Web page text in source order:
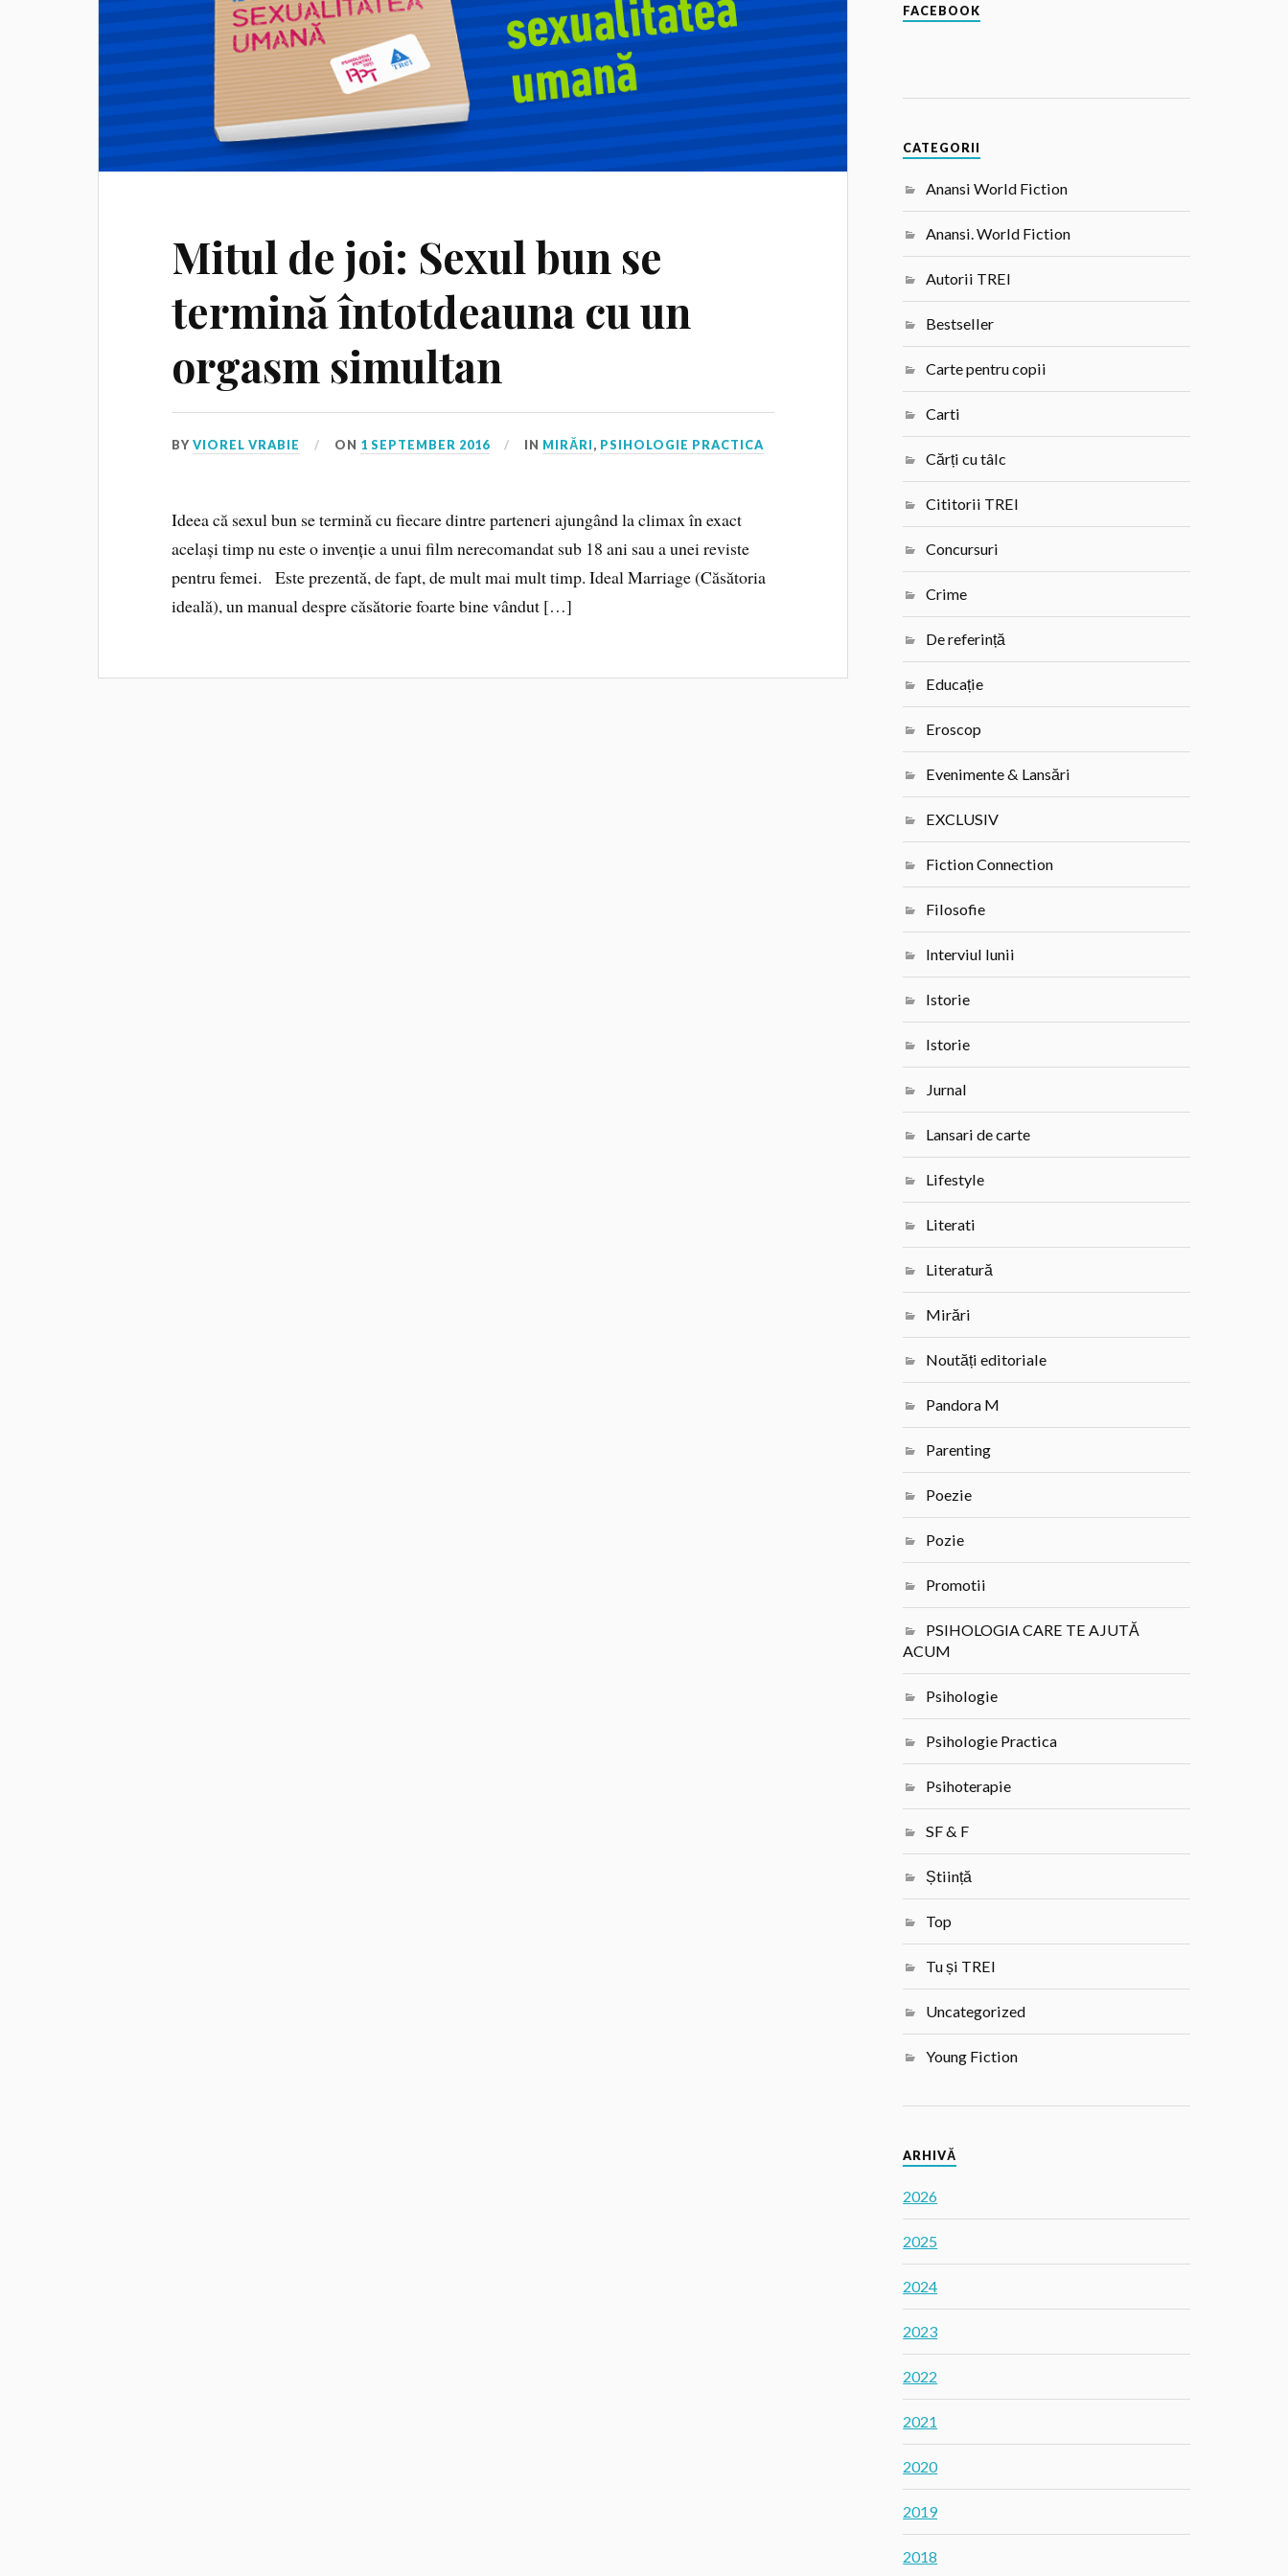
Mitul de joi: Sexul bun se
termină întotdeauna cu un
orgasm simultan
BYVIOREL VRABIE ON 1 SEPTEMBER 2016 IN MIRĂRI, PSIHOLOGIE PRACTICA
Ideea că sexul bun se termină cu fiecare dintre parteneri ajungând la climax în exact
același timp nu este o invenție a unui film nerecomandat sub 18 ani sau a unei reviste
pentru femei. Este prezentă, de fapt, de mult mai mult timp. Ideal Marriage (Căsătoria
ideală), un manual despre căsătorie foarte bine vândut […]
FACEBOOK
CATEGORII
Anansi World Fiction
Anansi. World Fiction
Autorii TREI
Bestseller
Carte pentru copii
Carti
Cărți cu tâlc
Cititorii TREI
Concursuri
Crime
De referință
Educație
Eroscop
Evenimente & Lansări
EXCLUSIV
Fiction Connection
Filosofie
Interviul lunii
Istorie
Istorie
Jurnal
Lansari de carte
Lifestyle
Literati
Literatură
Mirări
Noutăți editoriale
Pandora M
Parenting
Poezie
Pozie
Promotii
PSIHOLOGIA CARE TE AJUTĂ
ACUM
Psihologie
Psihologie Practica
Psihoterapie
SF & F
Știință
Top
Tu și TREI
Uncategorized
Young Fiction
ARHIVĂ
2026
2025
2024
2023
2022
2021
2020
2019
2018